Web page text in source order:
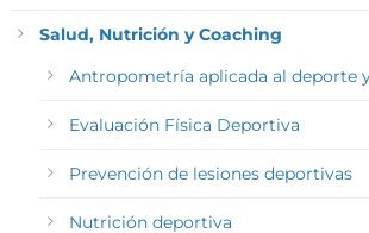
Salud, Nutrición y Coaching
Antropometría aplicada al deporte
Evaluación Física Deportiva
Prevención de lesiones deportivas
Nutrición deportiva